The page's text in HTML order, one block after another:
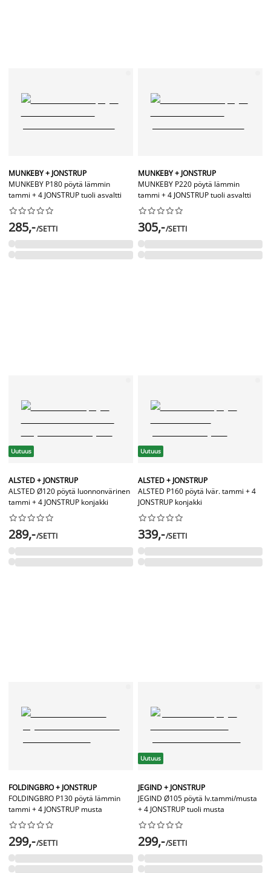
MUNKEBY + JONSTRUP
MUNKEBY P180 pöytä lämmin
tammi + 4 JONSTRUP tuoli asvaltti






285,-/SETTI
MUNKEBY + JONSTRUP
MUNKEBY P220 pöytä lämmin
tammi + 4 JONSTRUP tuoli asvaltti






305,-/SETTI
Uutuus
ALSTED + JONSTRUP
ALSTED Ø120 pöytä luonnonvärinen
tammi + 4 JONSTRUP konjakki






289,-/SETTI
Uutuus
ALSTED + JONSTRUP
ALSTED P160 pöytä lvär. tammi + 4
JONSTRUP konjakki






339,-/SETTI
FOLDINGBRO + JONSTRUP
FOLDINGBRO P130 pöytä lämmin
tammi + 4 JONSTRUP musta






299,-/SETTI
Uutuus
JEGIND + JONSTRUP
JEGIND Ø105 pöytä lv.tammi/musta
+ 4 JONSTRUP tuoli musta






299,-/SETTI